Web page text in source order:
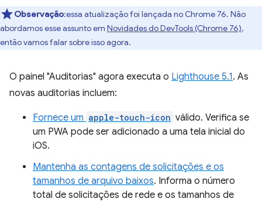
Observação:essa atualização foi lançada no Chrome 76. Não
abordamos esse assunto em Novidades do DevTools (Chrome 76),
então vamos falar sobre isso agora.
O painel "Auditorias" agora executa o Lighthouse 5.1. As
novas auditorias incluem:
Fornece um apple-touch-icon válido. Verifica se
um PWA pode ser adicionado a uma tela inicial do
iOS.
Mantenha as contagens de solicitações e os
tamanhos de arquivo baixos. Informa o número
total de solicitações de rede e os tamanhos de